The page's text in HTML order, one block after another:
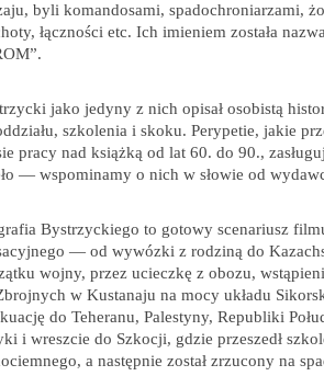
byli komandosami, spadochroniarzami,
łączności etc. Ich imieniem została
jako jedyny z nich opisał osobistą
szkolenia i skoku. Perypetie, jakie
pracy nad książką od lat 60. do 90.,
— wspominamy o nich w słowie od
Bystrzyckiego to gotowy scenariusz
— od wywózki z rodziną do
wojny, przez ucieczkę z obozu,
w Kustanaju na mocy układu
do Teheranu, Palestyny, Republiki
i wreszcie do Szkocji, gdzie przeszedł
a następnie został zrzucony na